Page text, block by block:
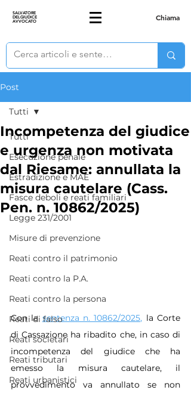
SALVATORE
DELGIUDICE
AVVOCATO Chiama
Post
Tutti
Esecuzione penale
Estradizione e MAE
Fasce deboli e reati familiari
Legge 231/2001
Misure di prevenzione
Reati contro il patrimonio
Reati contro la P.A.
Reati contro la persona
Reati di falso
Reati societari
Reati tributari
Reati urbanistici
Tutti
Incompetenza del giudice
e urgenza non motivata
dal Riesame: annullata la
misura cautelare (Cass.
Pen. n. 10862/2025)
Con la sentenza n. 10862/2025, la Corte
di Cassazione ha ribadito che, in caso di
incompetenza del giudice che ha
emesso la misura cautelare, il
provvedimento va annullato se non